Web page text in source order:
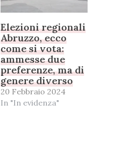
Elezioni regionali
Abruzzo, ecco
come si vota:
ammesse due
preferenze, ma di
genere diverso
20 Febbraio 2024
In "In evidenza"